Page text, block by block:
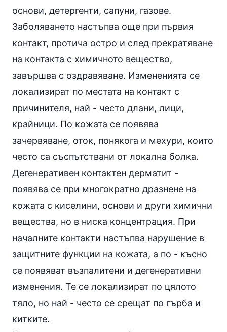
основи, детергенти, сапуни, газове.
Заболяването настъпва още при първия
контакт, протича остро и след прекратяване
на контакта с химичното вещество,
завършва с оздравяване. Измененията се
локализират по местата на контакт с
причинителя, най - често длани, лици,
крайници. По кожата се появява
зачервяване, оток, понякога и мехури, които
често са съспътствани от локална болка.
Дегенеративен контактен дерматит -
появява се при многократно дразнене на
кожата с киселини, основи и други химични
вещества, но в ниска концентрация. При
началните контакти настъпва нарушение в
защитните функции на кожата, а по - късно
се появяват възпалитени и дегенеративни
изменения. Те се локализират по цялото
тяло, но най - често се срещат по гърба и
китките.